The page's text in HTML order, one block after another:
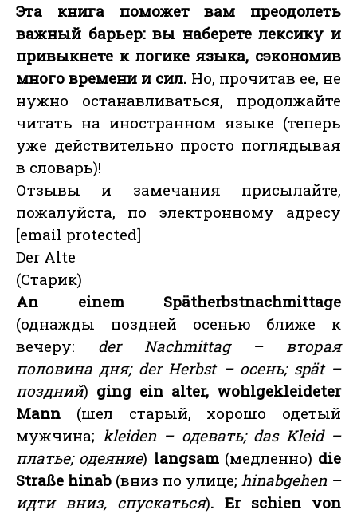
Эта книга поможет вам преодолеть
важный барьер: вы наберете лексику и
привыкнете к логике языка, сэкономив
много времени и сил. Но, прочитав ее, не
нужно останавливаться, продолжайте
читать на иностранном языке (теперь
уже действительно просто поглядывая
в словарь)!
Отзывы и замечания присылайте,
пожалуйста, по электронному адресу
[email protected]
Der Alte
(Старик)
An einem Spätherbstnachmittage
(однажды поздней осенью ближе к
вечеру: der Nachmittag – вторая
половина дня; der Herbst – осень; spät –
поздний) ging ein alter, wohlgekleideter
Mann (шел старый, хорошо одетый
мужчина; kleiden – одевать; das Kleid –
платье; одеяние) langsam (медленно) die
Straße hinab (вниз по улице; hinabgehen –
идти вниз, спускаться). Er schien von